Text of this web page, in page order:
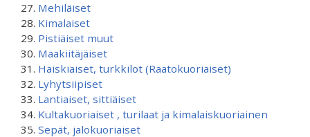
Mehiläiset
Kimalaiset
Pistiäiset muut
Maakiitäjäiset
Haiskiaiset, turkkilot (Raatokuoriaiset)
Lyhytsiipiset
Lantiaiset, sittiäiset
Kultakuoriaiset , turilaat ja kimalaiskuoriainen
Sepät, jalokuoriaiset